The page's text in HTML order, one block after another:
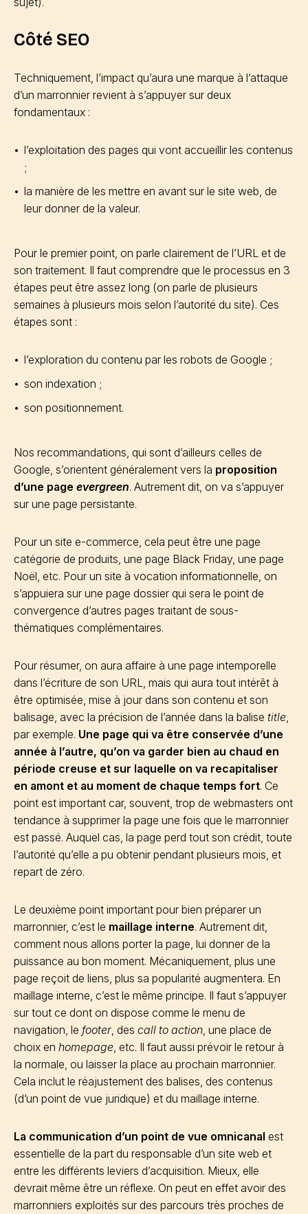
Côté SEO
Techniquement, l’impact qu’aura une marque à l’attaque
d’un marronnier revient à s’appuyer sur deux
fondamentaux :
l’exploitation des pages qui vont accueillir les contenus
;
la manière de les mettre en avant sur le site web, de
leur donner de la valeur.
Pour le premier point, on parle clairement de l’URL et de
son traitement. Il faut comprendre que le processus en 3
étapes peut être assez long (on parle de plusieurs
semaines à plusieurs mois selon l’autorité du site). Ces
étapes sont :
l’exploration du contenu par les robots de Google ;
son indexation ;
son positionnement.
Nos recommandations, qui sont d’ailleurs celles de
Google, s’orientent généralement vers la proposition
d’une page evergreen. Autrement dit, on va s’appuyer
sur une page persistante.
Pour un site e-commerce, cela peut être une page
catégorie de produits, une page Black Friday, une page
Noël, etc. Pour un site à vocation informationnelle, on
s’appuiera sur une page dossier qui sera le point de
convergence d’autres pages traitant de sous-
thématiques complémentaires.
Pour résumer, on aura affaire à une page intemporelle
dans l’écriture de son URL, mais qui aura tout intérêt à
être optimisée, mise à jour dans son contenu et son
balisage, avec la précision de l’année dans la balise title,
par exemple. Une page qui va être conservée d’une
année à l’autre, qu’on va garder bien au chaud en
période creuse et sur laquelle on va recapitaliser
en amont et au moment de chaque temps fort. Ce
point est important car, souvent, trop de webmasters ont
tendance à supprimer la page une fois que le marronnier
est passé. Auquel cas, la page perd tout son crédit, toute
l’autorité qu’elle a pu obtenir pendant plusieurs mois, et
repart de zéro.
Le deuxième point important pour bien préparer un
marronnier, c’est le maillage interne. Autrement dit,
comment nous allons porter la page, lui donner de la
puissance au bon moment. Mécaniquement, plus une
page reçoit de liens, plus sa popularité augmentera. En
maillage interne, c’est le même principe. Il faut s’appuyer
sur tout ce dont on dispose comme le menu de
navigation, le footer, des call to action, une place de
choix en homepage, etc. Il faut aussi prévoir le retour à
la normale, ou laisser la place au prochain marronnier.
Cela inclut le réajustement des balises, des contenus
(d’un point de vue juridique) et du maillage interne.
La communication d’un point de vue omnicanal est
essentielle de la part du responsable d’un site web et
entre les différents leviers d’acquisition. Mieux, elle
devrait même être un réflexe. On peut en effet avoir des
marronniers exploités sur des parcours très proches de